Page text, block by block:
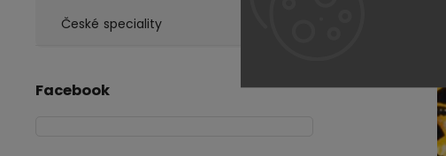
České speciality
Facebook